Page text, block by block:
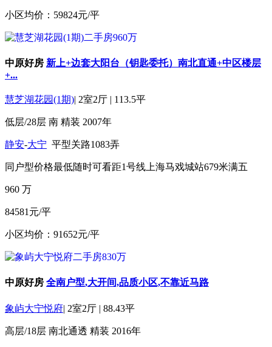
小区均价：59824元/平
中原好房 新上+边套大阳台（钥匙委托）南北直通+中区楼层
+...
慧芝湖花园(1期)| 2室2厅 | 113.5平
低层/28层 南 精装 2007年
静安-大宁 平型关路1083弄
同户型价格最低随时可看距1号线上海马戏城站679米满五
960 万
84581元/平
小区均价：91652元/平
中原好房 全南户型,大开间,品质小区,不靠近马路
象屿大宁悦府| 2室2厅 | 88.43平
高层/18层 南北通透 精装 2016年